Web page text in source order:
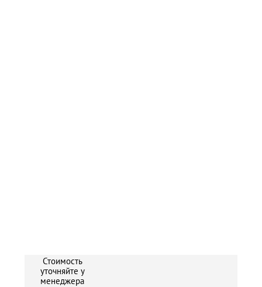
Стоимость
уточняйте у
менеджера